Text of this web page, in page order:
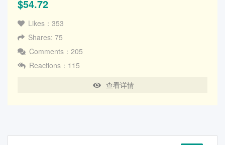
$54.72
Likes：353
Shares: 75
Comments：205
Reactions：115
查看详情